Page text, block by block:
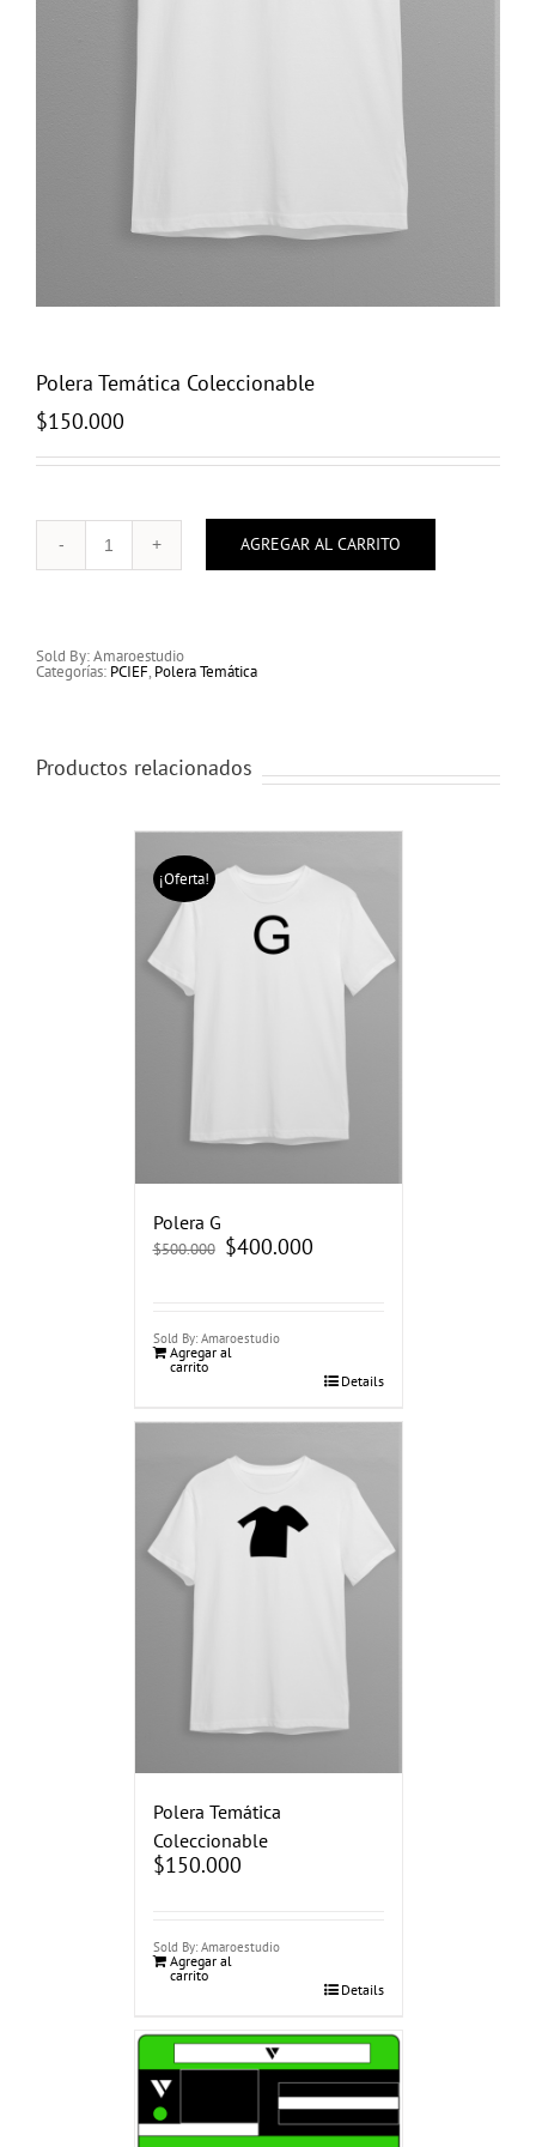
Polera Temática Coleccionable
$150.000
Polera
Temática
AGREGAR AL CARRITO
Sold By: Amaroestudio
Categorías: PCIEF, Polera Temática
Productos relacionados
¡Oferta!
Polera G
$500.000 El
precio
$400.000El
precio
Sold By: Amaroestudio
Agregar al
carrito
Details
Polera Temática
Coleccionable
$150.000
Sold By: Amaroestudio
Agregar al
carrito
Details